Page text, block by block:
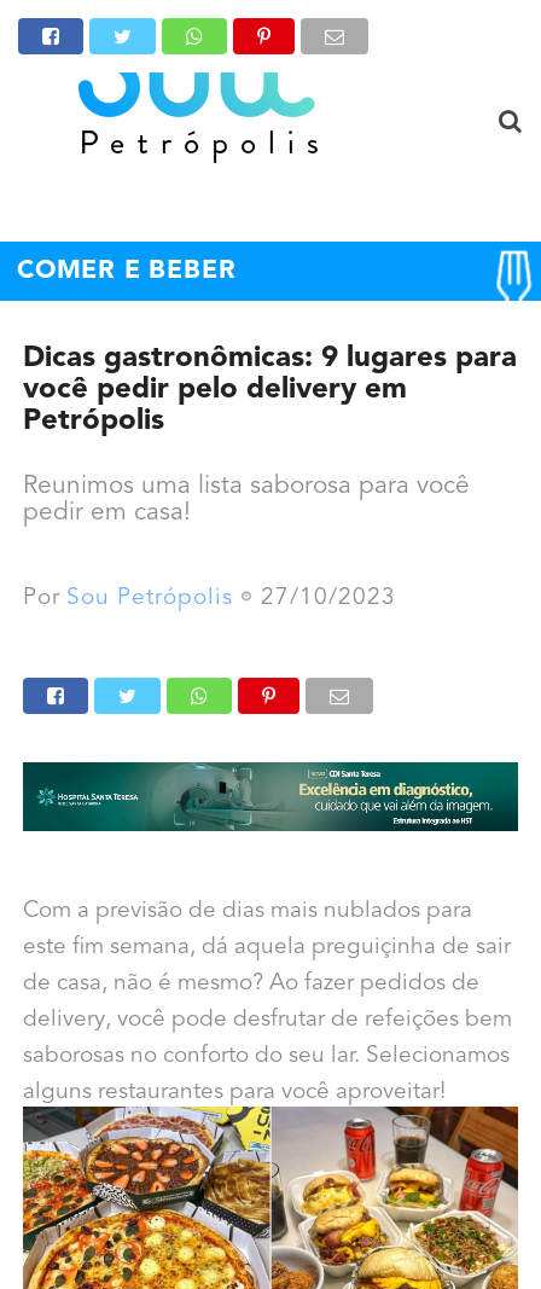
COMER E BEBER
Dicas gastronômicas: 9 lugares para
você pedir pelo delivery em
Petrópolis
Reunimos uma lista saborosa para você
pedir em casa!
Por Sou Petrópolis 27/10/2023
Com a previsão de dias mais nublados para
este fim semana, dá aquela preguiçinha de sair
de casa, não é mesmo? Ao fazer pedidos de
delivery, você pode desfrutar de refeições bem
saborosas no conforto do seu lar. Selecionamos
alguns restaurantes para você aproveitar!